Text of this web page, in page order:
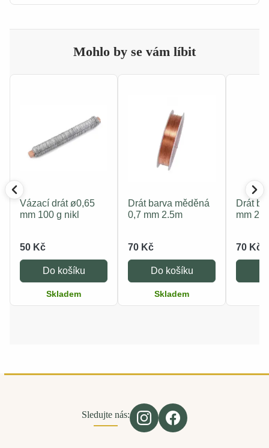
Mohlo by se vám líbit
Vázací drát ø0,65
mm 100 g nikl
50 Kč
Do košíku
Skladem
Drát barva měděná
0,7 mm 2.5m
70 Kč
Do košíku
Skladem
Drát
mm
70 Kč
Sledujte nás: